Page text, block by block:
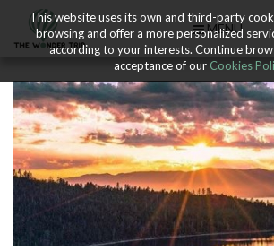
MENU
This website uses its own and third-party
browsing and offer a more personalized
according to your interests. Continue
acceptance of ourCookies